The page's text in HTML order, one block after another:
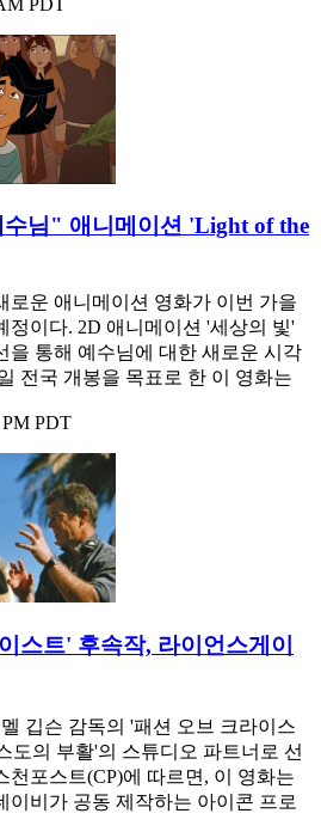
님" 애니메이션 'Light of the
로운 애니메이션 영화가 이번 가을
정이다. 2D 애니메이션 '세상의 빛'
을 통해 예수님에 대한 새로운 시각
전국 개봉을 목표로 한 이 영화는
PM PDT
스트' 후속작, 라이언스게이
깁슨 감독의 '패션 오브 크라이스
도의 부활'의 스튜디오 파트너로 선
천포스트(CP)에 따르면, 이 영화는
이비가 공동 제작하는 아이콘 프로